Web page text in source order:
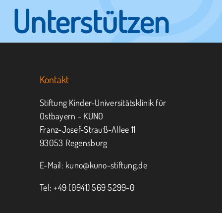
Unterstützen
Sie KUNO.
Jeder kann helfen.
MITMACHEN SPENDEN
Kontakt
Stiftung Kinder-Universitätsklinik für
Ostbayern - KUNO
Franz-Josef-Strauß-Allee 11
93053 Regensburg
E-Mail: kuno@kuno-stiftung.de
Tel: +49 (0941) 569 5299-0